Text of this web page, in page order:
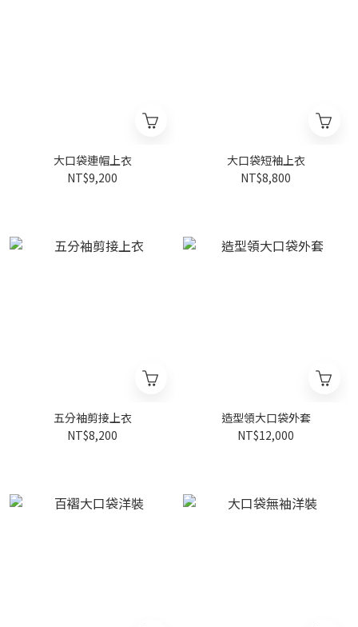
大口袋連帽上衣
NT$9,200
大口袋短袖上衣
NT$8,800
五分袖剪接上衣
NT$8,200
造型領大口袋外套
NT$12,000